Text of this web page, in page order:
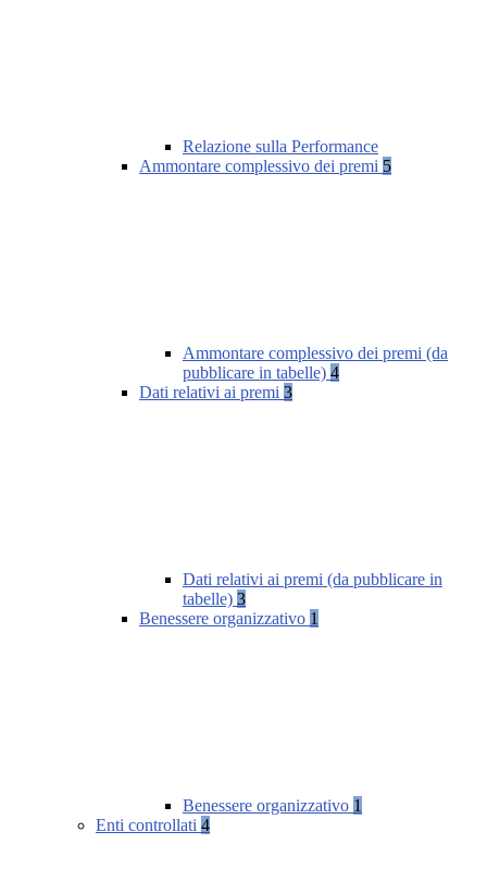
Relazione sulla Performance
Ammontare complessivo dei premi 5
Ammontare complessivo dei premi (da
pubblicare in tabelle) 4
Dati relativi ai premi 3
Dati relativi ai premi (da pubblicare in
tabelle) 3
Benessere organizzativo 1
Benessere organizzativo 1
Enti controllati 4